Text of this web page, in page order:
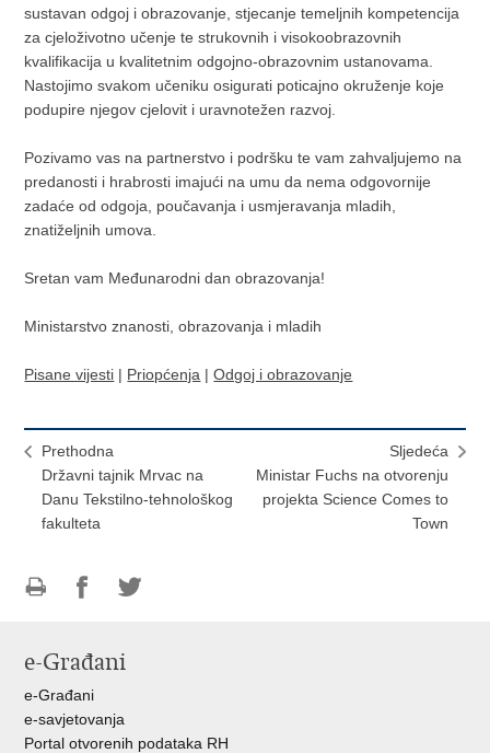
sustavan odgoj i obrazovanje, stjecanje temeljnih kompetencija
za cjeloživotno učenje te strukovnih i visokoobrazovnih
kvalifikacija u kvalitetnim odgojno-obrazovnim ustanovama.
Nastojimo svakom učeniku osigurati poticajno okruženje koje
podupire njegov cjelovit i uravnotežen razvoj.
Pozivamo vas na partnerstvo i podršku te vam zahvaljujemo na
predanosti i hrabrosti imajući na umu da nema odgovornije
zadaće od odgoja, poučavanja i usmjeravanja mladih,
znatiželjnih umova.
Sretan vam Međunarodni dan obrazovanja!
Ministarstvo znanosti, obrazovanja i mladih
Pisane vijesti | Priopćenja |Odgoj i obrazovanje
Prethodna
Državni tajnik Mrvac na
Danu Tekstilno-tehnološkog
fakulteta
Sljedeća
Ministar Fuchs na otvorenju
projekta Science Comes to
Town
FacebookuTwitteru
e-Građani
e-Građani
e-savjetovanja
Portal otvorenih podataka RH